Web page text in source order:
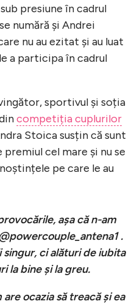
presiune în cadrul
numără și Andrei
nu au ezitat și au luat
a participa în cadrul
sportivul și soția
competiția cuplurilor
Stoica susțin că sunt
cel mare și nu se
pe care le au
așa că n-am
.
singur, ci alături de iubita
la bine și la greu.
ocazia să treacă și ea